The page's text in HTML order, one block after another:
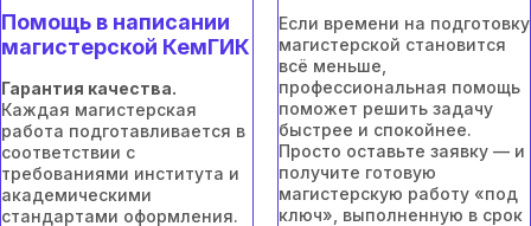
Помощь в написании
магистерской КемГИК
Гарантия качества.
Каждая магистерская
работа подготавливается в
соответствии с
требованиями института и
академическими
стандартами оформления.
Если времени на подготовку
магистерской становится
всё меньше,
профессиональная помощь
поможет решить задачу
быстрее и спокойнее.
Просто оставьте заявку — и
получите готовую
магистерскую работу «под
ключ», выполненную в срок